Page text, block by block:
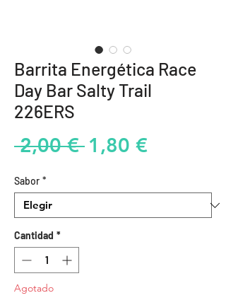
Barrita Energética Race
Day Bar Salty Trail
226ERS
2,00 € Precio
1,80 €Precio
oferta
Sabor *
Cantidad *
Agotado